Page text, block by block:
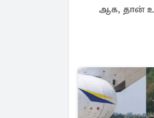
ஆக, தான்